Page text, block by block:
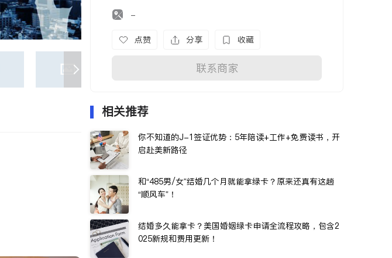
-
点赞 分享 收藏
联系商家
相关推荐
你不知道的J-1签证优势：5年陪读+工作+免费读书，开
启赴美新路径
和“485男/女”结婚几个月就能拿绿卡？原来还真有这趟
“顺风车”！
结婚多久能拿卡？美国婚姻绿卡申请全流程攻略，包含2
025新规和费用更新！